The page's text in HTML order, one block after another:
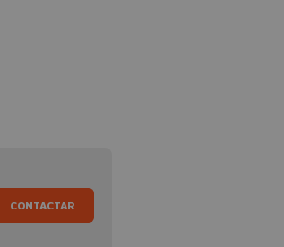
CONTACTAR